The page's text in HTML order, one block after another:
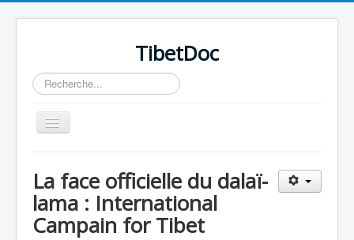
TibetDoc
Rechercher
Basculer
la
La face officielle du dalaï-
lama : International
Campain for Tibet